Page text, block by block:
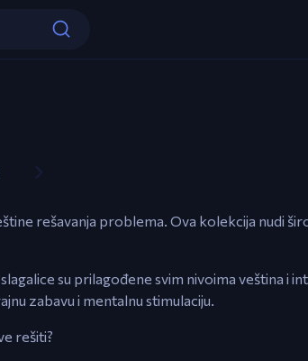
rešavanja problema. Ova kolekcija nudi
su prilagođene svim nivoima veština i
zabavu i mentalnu stimulaciju.
rešiti?